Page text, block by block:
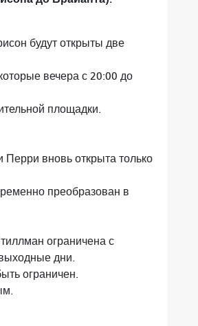
будут открыты две
вечера с 20:00 до
площадки.
вновь открыта только
преобразован в
ограничена с
дни.
ограничен.